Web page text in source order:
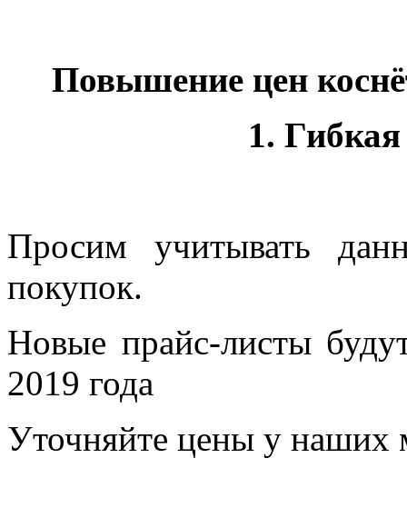
Повышение цен
1.
Просим учитывать
покупок.
Новые прайс-листы
2019 года
Уточняйте цены у наших